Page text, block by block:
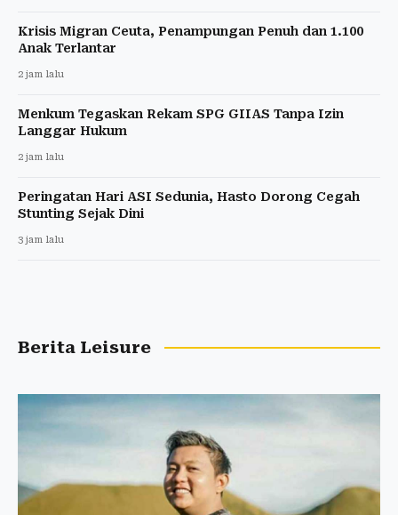
Krisis Migran Ceuta, Penampungan Penuh dan 1.100
Anak Terlantar
2 jam lalu
Menkum Tegaskan Rekam SPG GIIAS Tanpa Izin
Langgar Hukum
2 jam lalu
Peringatan Hari ASI Sedunia, Hasto Dorong Cegah
Stunting Sejak Dini
3 jam lalu
Berita Leisure